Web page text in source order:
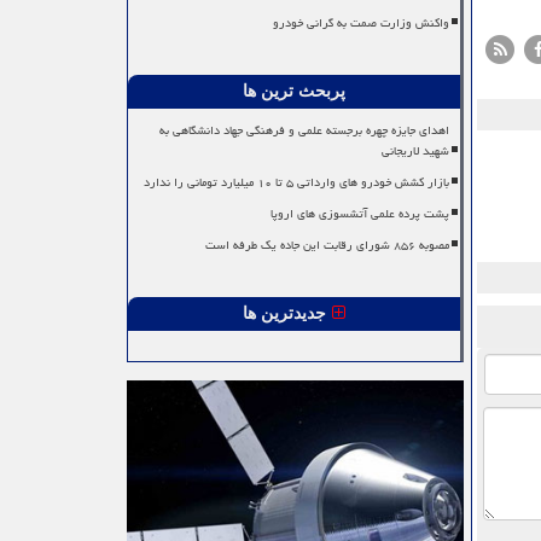
واکنش وزارت صمت به گرانی خودرو
پربحث ترین ها
اهدای جایزه چهره برجسته علمی و فرهنگی جهاد دانشگاهی به
شهید لاریجانی
بازار کشش خودرو های وارداتی ۵ تا ۱۰ میلیارد تومانی را ندارد
پشت پرده علمی آتشسوزی های اروپا
مصوبه ۸۵۶ شورای رقابت این جاده یک طرفه است
جدیدترین ها